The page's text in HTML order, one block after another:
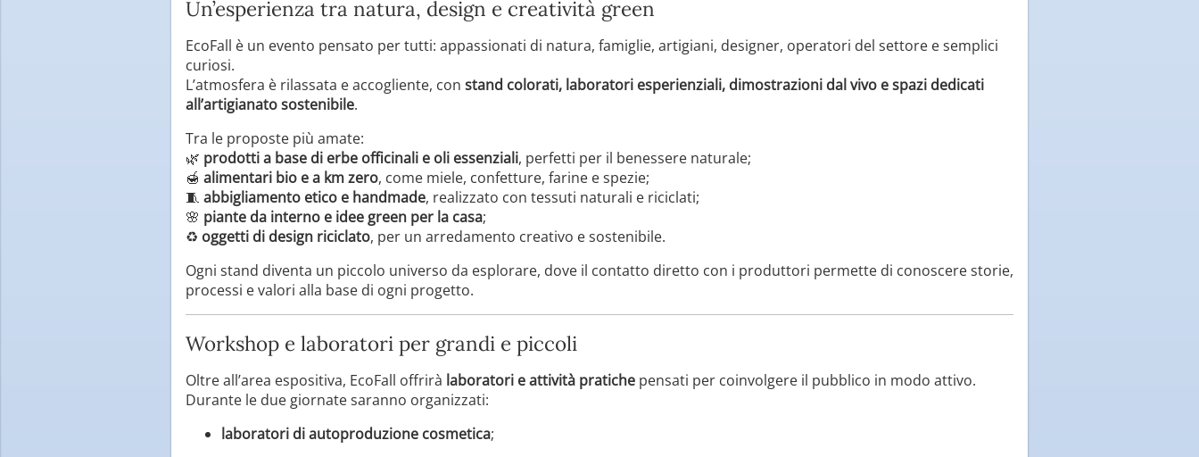
Un’esperienza tra natura, design e creatività green
EcoFall è un evento pensato per tutti: appassionati di natura, famiglie, artigiani, designer, operatori del settore e semplici
curiosi.
L’atmosfera è rilassata e accogliente, con stand colorati, laboratori esperienziali, dimostrazioni dal vivo e spazi dedicati
all’artigianato sostenibile.
Tra le proposte più amate:
🌿 prodotti a base di erbe officinali e oli essenziali, perfetti per il benessere naturale;
🍯 alimentari bio e a km zero, come miele, confetture, farine e spezie;
🧵 abbigliamento etico e handmade, realizzato con tessuti naturali e riciclati;
🌸 piante da interno e idee green per la casa;
♻️ oggetti di design riciclato, per un arredamento creativo e sostenibile.
Ogni stand diventa un piccolo universo da esplorare, dove il contatto diretto con i produttori permette di conoscere storie,
processi e valori alla base di ogni progetto.
Workshop e laboratori per grandi e piccoli
Oltre all’area espositiva, EcoFall offrirà laboratori e attività pratiche pensati per coinvolgere il pubblico in modo attivo.
Durante le due giornate saranno organizzati:
laboratori di autoproduzione cosmetica;